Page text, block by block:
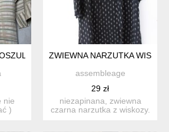
ŻAKIET - FIRMOWY -
nie
)
ZWIEWNA NARZUTKA
assembleage
29 zł
niezapinana, zwiewna
czarna narzutka z wiskozy.